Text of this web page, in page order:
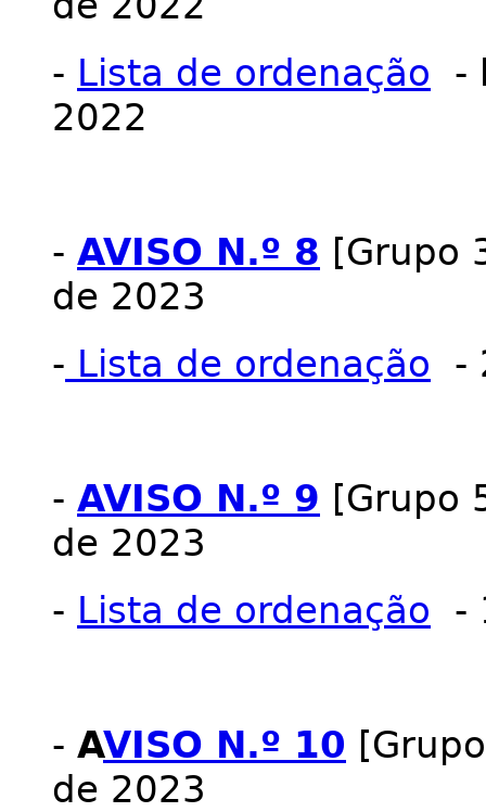
- Lista de ordenação -
2022
- AVISO N.º 8 [Grupo
de 2023
- Lista de ordenação -
- AVISO N.º 9 [Grupo
de 2023
- Lista de ordenação -
- AVISO N.º 10
de 2023